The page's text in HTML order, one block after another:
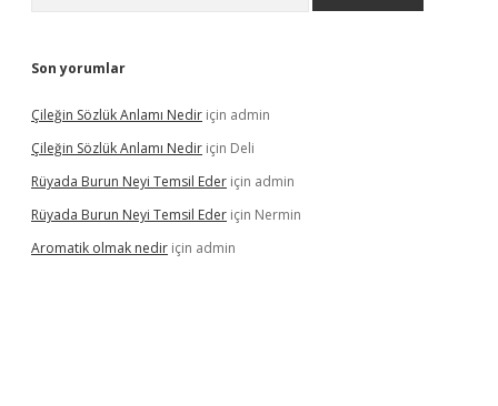
Son yorumlar
Çileğin Sözlük Anlamı Nedir için admin
Çileğin Sözlük Anlamı Nedir için Deli
Rüyada Burun Neyi Temsil Eder için admin
Rüyada Burun Neyi Temsil Eder için Nermin
Aromatik olmak nedir için admin